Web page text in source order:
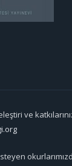
ve